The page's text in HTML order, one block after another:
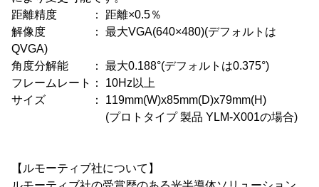
距離精度 ： 距離×0.5％
解像度 ： 最大VGA(640×480)(デフォルトは
QVGA)
角度分解能 ： 最大0.188°(デフォルトは0.375°)
フレームレート： 10Hz以上
サイズ ： 119mm(W)x85mm(D)x79mm(H)
(プロトタイプ 製品 YLM-X001の場合)
【ルモーティブ社について】